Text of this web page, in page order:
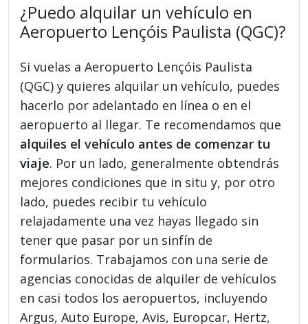
¿Puedo alquilar un vehículo en
Aeropuerto Lençóis Paulista (QGC)?
Si vuelas a Aeropuerto Lençóis Paulista
(QGC) y quieres alquilar un vehículo, puedes
hacerlo por adelantado en línea o en el
aeropuerto al llegar. Te recomendamos que
alquiles el vehículo antes de comenzar tu
viaje. Por un lado, generalmente obtendrás
mejores condiciones que in situ y, por otro
lado, puedes recibir tu vehículo
relajadamente una vez hayas llegado sin
tener que pasar por un sinfín de
formularios. Trabajamos con una serie de
agencias conocidas de alquiler de vehículos
en casi todos los aeropuertos, incluyendo
Argus, Auto Europe, Avis, Europcar, Hertz,